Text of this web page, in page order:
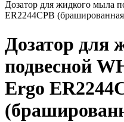
Дозатор для жидкого мыла
ER2244CPB
Дозатор для
подвесной
Ergo